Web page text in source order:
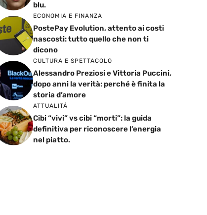
blu.
ECONOMIA E FINANZA
PostePay Evolution, attento ai costi
nascosti: tutto quello che non ti
dicono
CULTURA E SPETTACOLO
Alessandro Preziosi e Vittoria Puccini,
dopo anni la verità: perché è finita la
storia d’amore
ATTUALITÁ
Cibi “vivi” vs cibi “morti”: la guida
definitiva per riconoscere l’energia
nel piatto.